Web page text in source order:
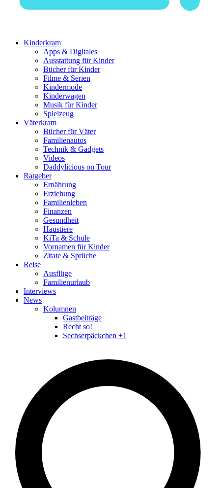
Kinderkram
Apps & Digitales
Ausstattung für Kinder
Bücher für Kinder
Filme & Serien
Kindermode
Kinderwagen
Musik für Kinder
Spielzeug
Väterkram
Bücher für Väter
Familienautos
Technik & Gadgets
Videos
Daddylicious on Tour
Ratgeber
Ernährung
Erziehung
Familienleben
Finanzen
Gesundheit
Haustiere
KiTa & Schule
Vornamen für Kinder
Zitate & Sprüche
Reise
Ausflüge
Familienurlaub
Interviews
News
Kolumnen
Gastbeiträge
Recht so!
Sechserpäckchen +1